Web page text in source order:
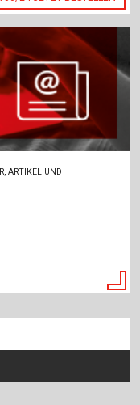
ARTIKEL UND